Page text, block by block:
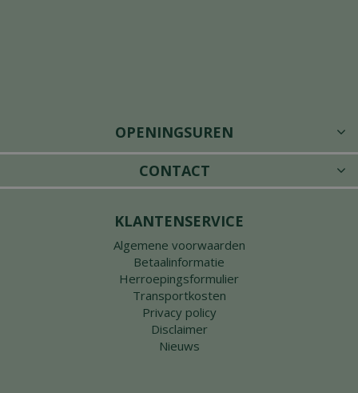
OPENINGSUREN
CONTACT
KLANTENSERVICE
Algemene voorwaarden
Betaalinformatie
Herroepingsformulier
Transportkosten
Privacy policy
Disclaimer
Nieuws